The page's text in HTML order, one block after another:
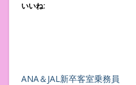
いいね:
ANA＆JAL新卒客室乗務員